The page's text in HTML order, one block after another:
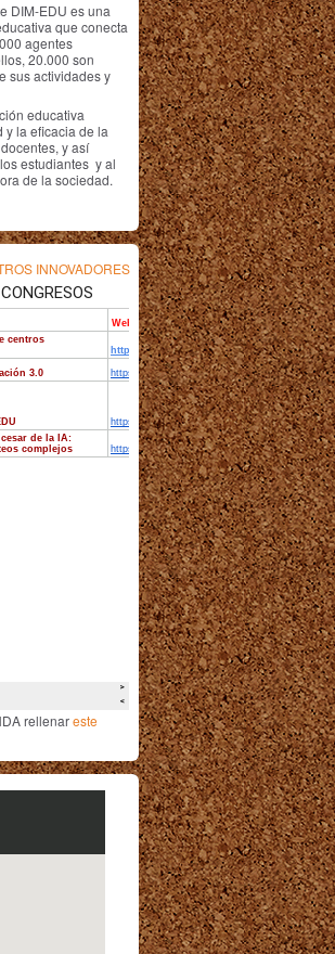
DIM-EDU es una
que conecta
agentes
20.000 son
sus actividades y
educativa
y la eficacia de la
y así
estudiantes y al
de la sociedad.
INNOVADORES
rellenareste